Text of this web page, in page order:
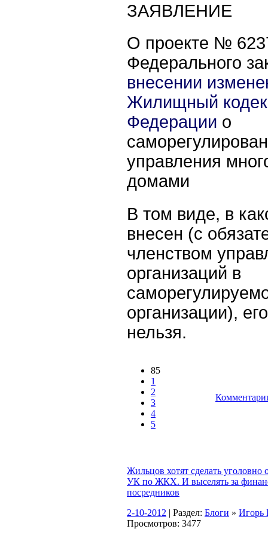
ЗАЯВЛЕНИЕ
О проекте №
Федерального
внесении
Жилищный
Федерации о
управления
домами
В том виде, в
внесен (с
членством
организаций в
организации),
нельзя.
85
1
2
3
4
5
Жильцов хотят сделать уголовно
УК по ЖКХ. И выселять за
посредников
2-10-2012 | Раздел: Блоги »
Просмотров: 3477